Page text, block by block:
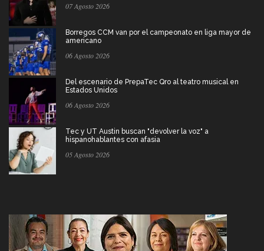
07 Agosto 2026
Borregos CCM van por el campeonato en liga mayor de
americano
06 Agosto 2026
Del escenario de PrepaTec Qro al teatro musical en
Estados Unidos
06 Agosto 2026
Tec y UT Austin buscan "devolver la voz" a
hispanohablantes con afasia
05 Agosto 2026